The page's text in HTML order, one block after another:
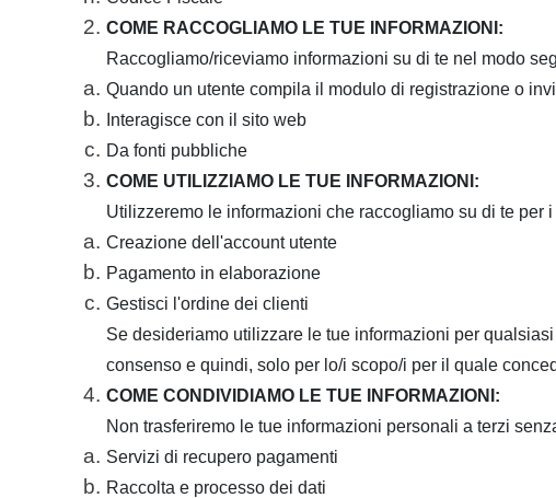
COME RACCOGLIAMO LE TUE INFORMAZIONI:
Raccogliamo/riceviamo informazioni su di te nel modo
Quando un utente compila il modulo di registrazione o
Interagisce con il sito web
Da fonti pubbliche
COME UTILIZZIAMO LE TUE INFORMAZIONI:
Utilizzeremo le informazioni che raccogliamo su di te per
Creazione dell'account utente
Pagamento in elaborazione
Gestisci l'ordine dei clienti
Se desideriamo utilizzare le tue informazioni per
consenso e quindi, solo per lo/i scopo/i per il quale
COME CONDIVIDIAMO LE TUE INFORMAZIONI:
Non trasferiremo le tue informazioni personali a terzi
Servizi di recupero pagamenti
Raccolta e processo dei dati